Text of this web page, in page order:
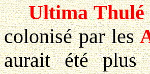
Ultima Thulé
colonisé par les
aurait été